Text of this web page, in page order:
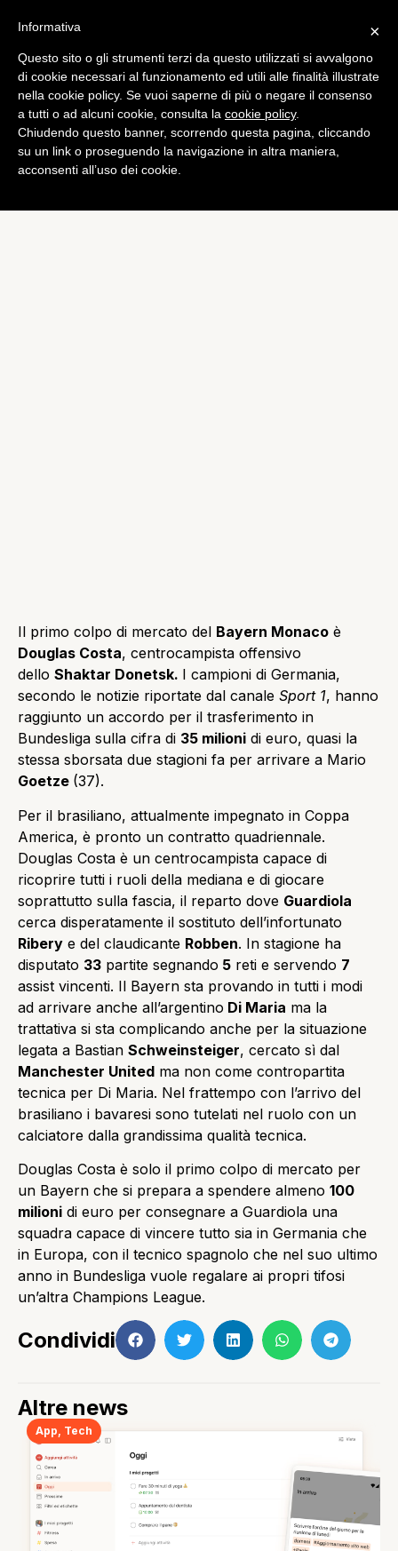
Bundesliga,Calciomercato
Bayern: vicinissimo
Douglas Costa, accordo con
lo Shakhtar per 35 milioni
diEmiliano Storace
Il primo colpo di mercato del Bayern Monaco è
Douglas Costa, centrocampista offensivo
dello Shaktar Donetsk. I campioni di Germania,
secondo le notizie riportate dal canale Sport 1, hanno
raggiunto un accordo per il trasferimento in
Bundesliga sulla cifra di 35 milioni di euro, quasi la
stessa sborsata due stagioni fa per arrivare a Mario
Goetze (37).
Per il brasiliano, attualmente impegnato in Coppa
America, è pronto un contratto quadriennale.
Douglas Costa è un centrocampista capace di
ricoprire tutti i ruoli della mediana e di giocare
soprattutto sulla fascia, il reparto dove Guardiola
cerca disperatamente il sostituto dell’infortunato
Ribery e del claudicante Robben. In stagione ha
disputato 33 partite segnando 5 reti e servendo 7
assist vincenti. Il Bayern sta provando in tutti i modi
ad arrivare anche all’argentino Di Maria ma la
trattativa si sta complicando anche per la situazione
legata a Bastian Schweinsteiger, cercato sì dal
Manchester United ma non come contropartita
tecnica per Di Maria. Nel frattempo con l’arrivo del
brasiliano i bavaresi sono tutelati nel ruolo con un
calciatore dalla grandissima qualità tecnica.
Douglas Costa è solo il primo colpo di mercato per
un Bayern che si prepara a spendere almeno 100
milioni di euro per consegnare a Guardiola una
squadra capace di vincere tutto sia in Germania che
in Europa, con il tecnico spagnolo che nel suo ultimo
anno in Bundesliga vuole regalare ai propri tifosi
un’altra Champions League.
Condividi
Altre news
App, Tech
×
Informativa
Questo sito o gli strumenti terzi da questo utilizzati si avvalgono
di cookie necessari al funzionamento ed utili alle finalità illustrate
nella cookie policy. Se vuoi saperne di più o negare il consenso
a tutti o ad alcuni cookie, consulta la cookie policy.
Chiudendo questo banner, scorrendo questa pagina, cliccando
su un link o proseguendo la navigazione in altra maniera,
acconsenti all’uso dei cookie.